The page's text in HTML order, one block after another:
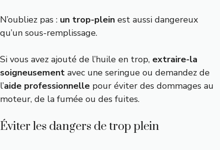
N’oubliez pas : un trop-plein est aussi dangereux
qu’un sous-remplissage.
Si vous avez ajouté de l’huile en trop, extraire-la
soigneusement avec une seringue ou demandez de
l’aide professionnelle pour éviter des dommages au
moteur, de la fumée ou des fuites.
Éviter les dangers de trop plein